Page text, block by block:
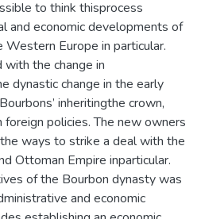
to think thisprocess
and economic developments of
Europe in particular.
the change in
dynastic change in the early
inheritingthe crown,
policies. The new owners
ways to strike a deal with the
Ottoman Empire inparticular.
of the Bourbon dynasty was
and economic